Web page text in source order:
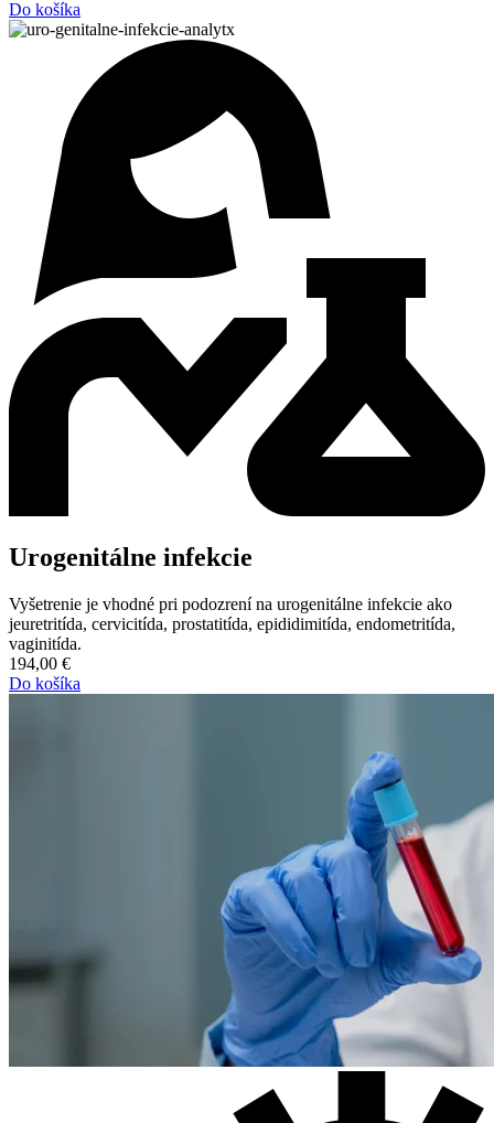
Do košíka
Urogenitálne infekcie
Vyšetrenie je vhodné pri podozrení na urogenitálne infekcie ako
jeuretritída, cervicitída, prostatitída, epididimitída, endometritída,
vaginitída.
194,00 €
Do košíka